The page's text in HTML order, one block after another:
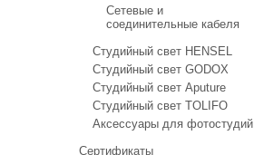
Сетевые и
соединительные кабеля
Студийный свет HENSEL
Студийный свет GODOX
Студийный свет Aputure
Студийный свет TOLIFO
Аксессуары для фотостудий
Сертификаты